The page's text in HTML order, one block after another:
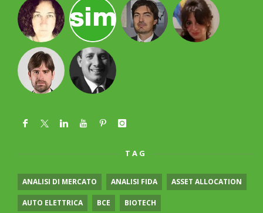
TAG
ANALISI DI MERCATO ANALISI FIDA ASSET ALLOCATION
AUTO ELETTRICA BCE BIOTECH